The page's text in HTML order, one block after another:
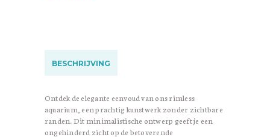
BESCHRIJVING
Ontdek de elegante eenvoud van ons rimless
aquarium, een prachtig kunstwerk zonder zichtbare
randen. Dit minimalistische ontwerp geeft je een
ongehinderd zicht op de betoverende